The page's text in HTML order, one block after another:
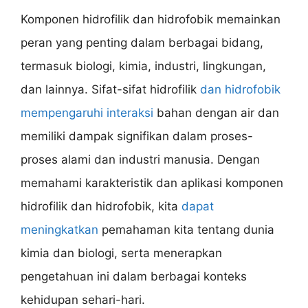
Komponen hidrofilik dan hidrofobik memainkan
peran yang penting dalam berbagai bidang,
termasuk biologi, kimia, industri, lingkungan,
dan lainnya. Sifat-sifat hidrofilik dan hidrofobik
mempengaruhi interaksi bahan dengan air dan
memiliki dampak signifikan dalam proses-
proses alami dan industri manusia. Dengan
memahami karakteristik dan aplikasi komponen
hidrofilik dan hidrofobik, kita dapat
meningkatkan pemahaman kita tentang dunia
kimia dan biologi, serta menerapkan
pengetahuan ini dalam berbagai konteks
kehidupan sehari-hari.